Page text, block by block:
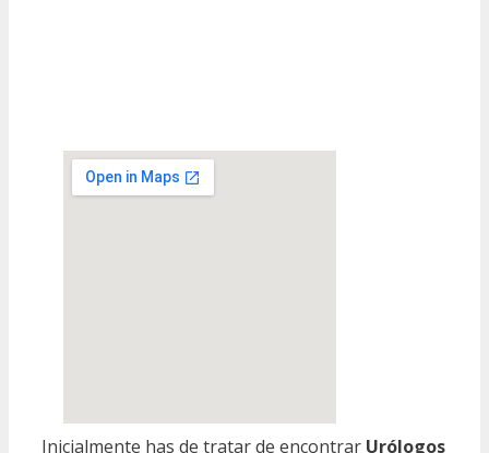
Inicialmente has de tratar de encontrar Urólogos